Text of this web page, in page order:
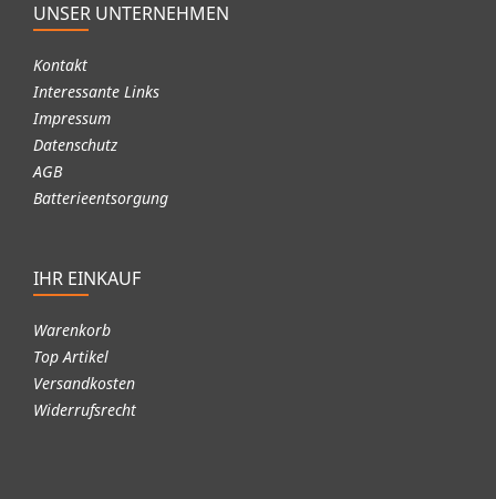
UNSER UNTERNEHMEN
Kontakt
Interessante Links
Impressum
Datenschutz
AGB
Batterieentsorgung
IHR EINKAUF
Warenkorb
Top Artikel
Versandkosten
Widerrufsrecht